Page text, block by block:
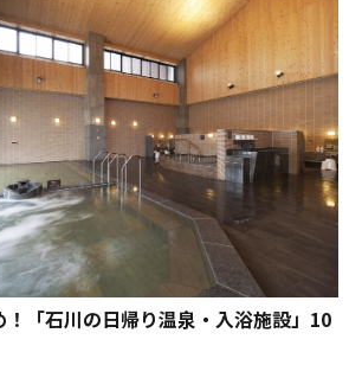
「石川の日帰り温泉・入浴施設」10